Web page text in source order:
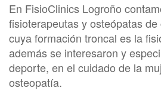
En FisioClinics Logroño
fisioterapeutas y osteópatas
cuya formación troncal es la
además se interesaron y
deporte, en el cuidado de la
osteopatía.